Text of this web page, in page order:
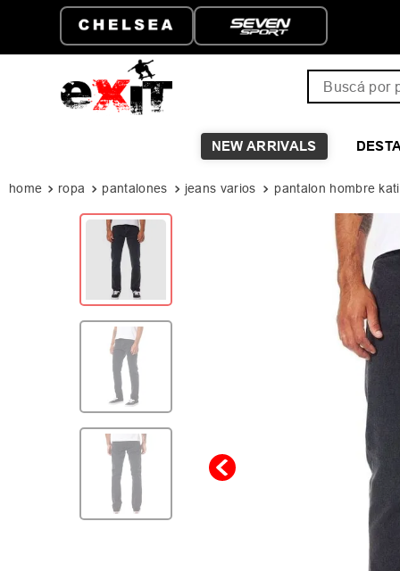
A PARTIR DE
HASTA 6 CUOTAS SIN
NEW ARRIVALS
ropa pantalones jeans varios pantalon hombre